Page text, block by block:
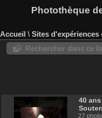
Photothèque
Accueil \ Sites d'expériences
Rechercher dans ce
40
27